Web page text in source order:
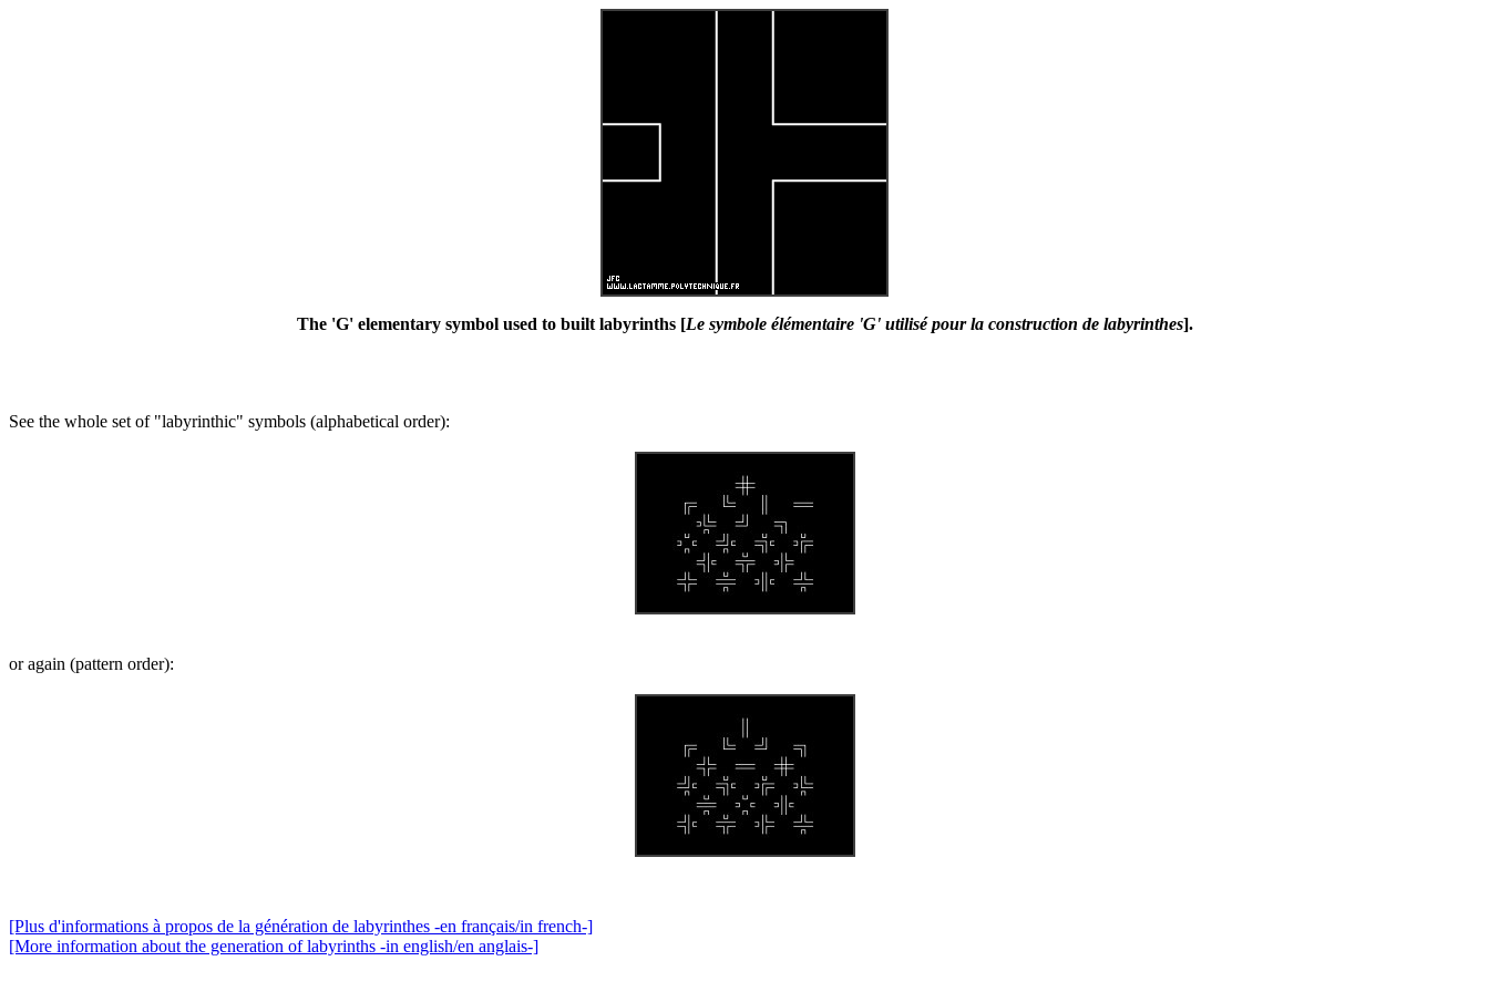
The 'G' elementary symbol used to built labyrinths [Le symbole élémentaire 'G' utilisé pour la construction de labyrinthes].
See the whole set of "labyrinthic" symbols (alphabetical order):
or again (pattern order):
[Plus d'informations à propos de la génération de labyrinthes -en français/in french-]
[More information about the generation of labyrinths -in english/en anglais-]